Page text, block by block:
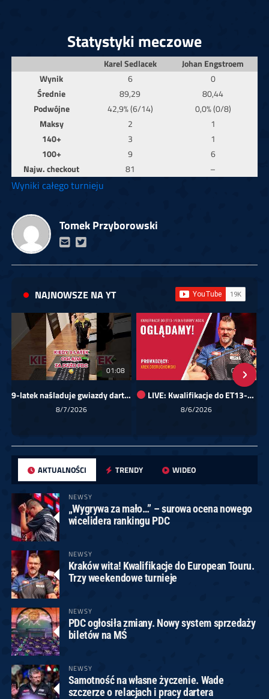
Statystyki meczowe
Karel Sedlacek
Johan Engstroem
Wynik
6
0
Średnie
89,29
80,44
Podwójne
42,9% (6/14)
0,0% (0/8)
Maksy
2
1
140+
3
1
100+
9
6
Najw. checkout
81 –
Wyniki całego turnieju
Tomek Przyborowski
NAJNOWSZE NA YT
01:08
9-latek naśladuje gwiazdy darta!
8/7/2026
00:00
LIVE: Kwalifikacje do ET13-14 dla Europy Wschodniej
8/6/2026
AKTUALNOŚCI TRENDY WIDEO
NEWSY
„Wygrywa za mało…” – surowa ocena nowego
wicelidera rankingu PDC
NEWSY
Kraków wita! Kwalifikacje do European Touru.
Trzy weekendowe turnieje
NEWSY
PDC ogłosiła zmiany. Nowy system sprzedaży
biletów na MŚ
NEWSY
Samotność na własne życzenie. Wade
szczerze o relacjach i pracy dartera